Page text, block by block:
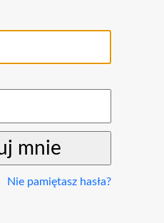
Nie pamiętasz hasła?